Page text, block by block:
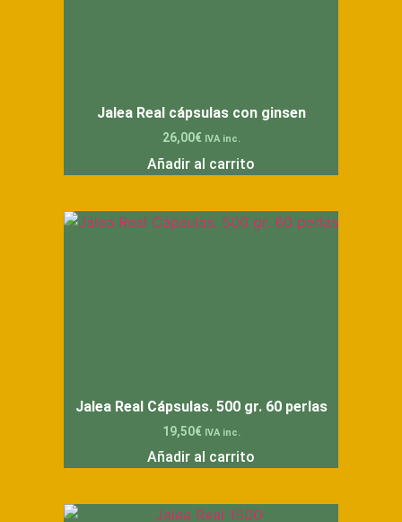
Jalea Real cápsulas con ginsen
26,00€ IVA inc.
Añadir al carrito
Jalea Real Cápsulas. 500 gr. 60 perlas
19,50€ IVA inc.
Añadir al carrito